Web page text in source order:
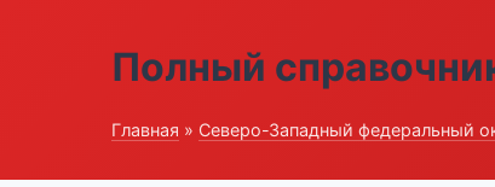
Полный
Главная » Северо-Западный федеральный